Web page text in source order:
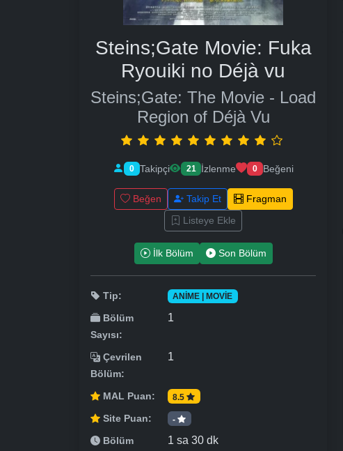
Steins;Gate Movie: Fuka
Ryouiki no Déjà vu
Steins;Gate: The Movie - Load
Region of Déjà Vu
0 Takipçi 21 İzlenme 0 Beğeni
Beğen Takip Et
Fragman
Listeye Ekle
İlk Bölüm Son Bölüm
Tip: ANIME | MOVIE
Bölüm
Sayısı:
1
Çevrilen
Bölüm:
1
MAL Puan: 8.5
Site Puan: -
Bölüm
1 sa 30 dk